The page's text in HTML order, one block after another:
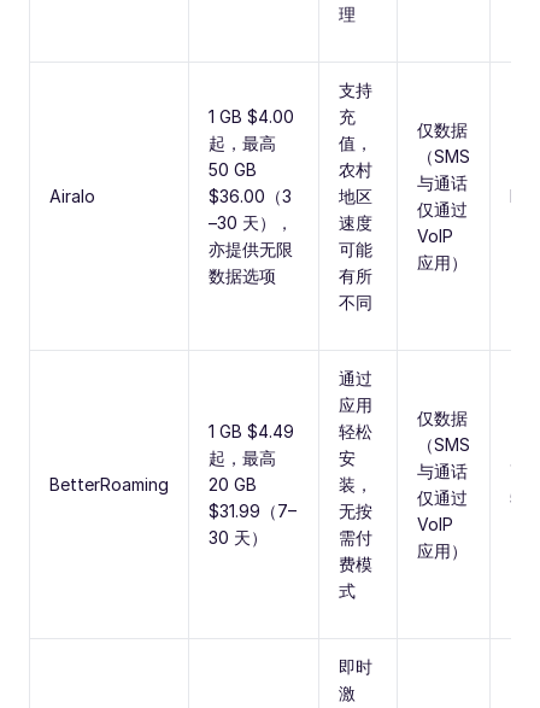
理
Airalo
1 GB $4.00
起，最高
50 GB
$36.00（3
–30 天），
亦提供无限
数据选项
支持
充
值，
农村
地区
速度
可能
有所
不同
仅数据
（SMS
与通话
仅通过
VoIP
应用）
LTE
BetterRoaming
1 GB $4.49
起，最高
20 GB
$31.99（7–
30 天）
通过
应用
轻松
安
装，
无按
需付
费模
式
仅数据
（SMS
与通话
仅通过
VoIP
应用）
高
5G
即时
激